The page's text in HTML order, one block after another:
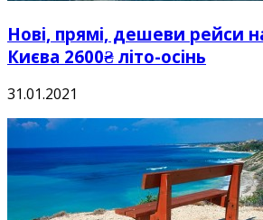
Нові, прямі, дешеви рейси
Києва 2600₴ літо-осінь
31.01.2021